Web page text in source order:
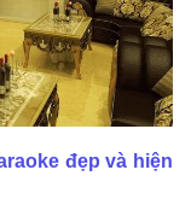
đẹp và hiện